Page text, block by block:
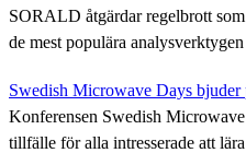
SORALD åtgärdar regelbrott
de mest populära
Swedish Microwave Days
Konferensen Swedish
tillfälle för alla intresserade att